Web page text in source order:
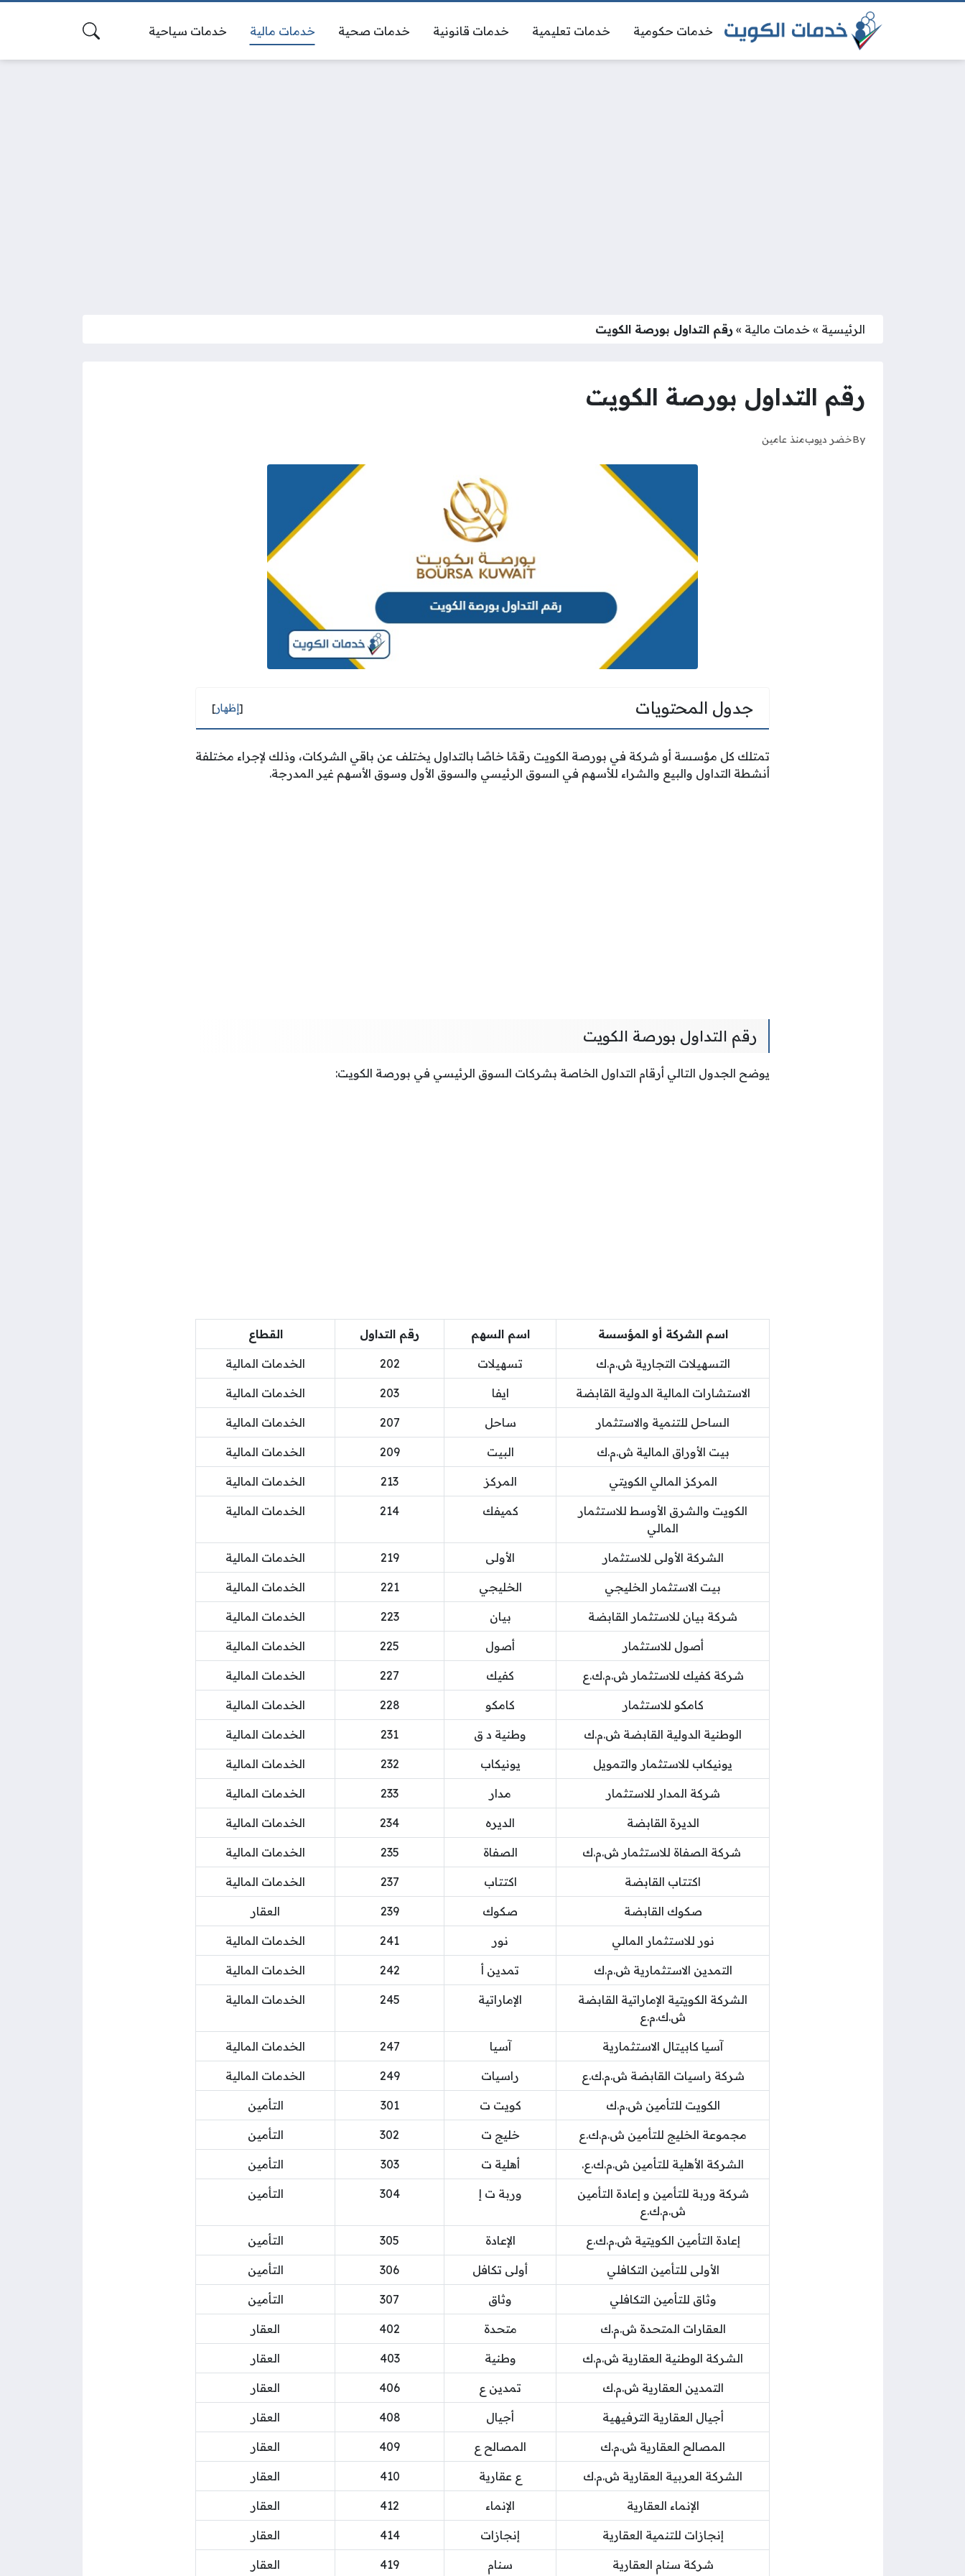
خدمات حكومية خدمات تعليمية خدمات قانونية خدمات صحية خدمات مالية خدمات سياحية
الرئيسية » خدمات مالية »رقم التداول بورصة الكويت
رقم التداول بورصة الكويت
Byخضر ديوبمنذ عامين
جدول المحتويات [إظهار]
تمتلك كل مؤسسة أو شركة في بورصة الكويت رقمًا خاصًا بالتداول يختلف عن باقي الشركات، وذلك لإجراء مختلفة
أنشطة التداول والبيع والشراء للأسهم في السوق الرئيسي والسوق الأول وسوق الأسهم غير المدرجة.
رقم التداول بورصة الكويت
يوضح الجدول التالي أرقام التداول الخاصة بشركات السوق الرئيسي في بورصة الكويت:
اسم الشركة أو المؤسسة اسم السهم رقم التداول القطاع
التسهيلات التجارية ش.م.ك تسهيلات 202 الخدمات المالية
الاستشارات المالية الدولية القابضة ايفا 203 الخدمات المالية
الساحل للتنمية والاستثمار ساحل 207 الخدمات المالية
بيت الأوراق المالية ش.م.ك البيت 209 الخدمات المالية
المركز المالي الكويتي المركز 213 الخدمات المالية
الكويت والشرق الأوسط للاستثمار
المالي
كميفك 214 الخدمات المالية
الشركة الأولى للاستثمار الأولى 219 الخدمات المالية
بيت الاستثمار الخليجي الخليجي 221 الخدمات المالية
شركة بيان للاستثمار القابضة بيان 223 الخدمات المالية
أصول للاستثمار أصول 225 الخدمات المالية
شركة كفيك للاستثمار ش.م.ك.ع كفيك 227 الخدمات المالية
كامكو للاستثمار كامكو 228 الخدمات المالية
الوطنية الدولية القابضة ش.م.ك وطنية د ق 231 الخدمات المالية
يونيكاب للاستثمار والتمويل يونيكاب 232 الخدمات المالية
شركة المدار للاستثمار مدار 233 الخدمات المالية
الديرة القابضة الديره 234 الخدمات المالية
شركة الصفاة للاستثمار ش.م.ك الصفاة 235 الخدمات المالية
اكتتاب القابضة اكتتاب 237 الخدمات المالية
صكوك القابضة صكوك 239 العقار
نور للاستثمار المالي نور 241 الخدمات المالية
التمدين الاستثمارية ش.م.ك تمدين أ 242 الخدمات المالية
الشركة الكويتية الإماراتية القابضة
ش.ك.م.ع
الإماراتية 245 الخدمات المالية
آسيا كابيتال الاستثمارية آسيا 247 الخدمات المالية
شركة راسيات القابضة ش.م.ك.ع راسيات 249 الخدمات المالية
الكويت للتأمين ش.م.ك كويت ت 301 التأمين
مجموعة الخليج للتأمين ش.م.ك.ع خليج ت 302 التأمين
الشركة الأهلية للتأمين ش.م.ك.ع. أهلية ت 303 التأمين
شركة وربة للتأمين و إعادة التأمين
ش.م.ك.ع
وربة ت إ 304 التأمين
إعادة التأمين الكويتية ش.م.ك.ع الإعادة 305 التأمين
الأولى للتأمين التكافلي أولى تكافل 306 التأمين
وثاق للتأمين التكافلي وثاق 307 التأمين
العقارات المتحدة ش.م.ك متحدة 402 العقار
الشركة الوطنية العقارية ش.م.ك وطنية 403 العقار
التمدين العقارية ش.م.ك تمدين ع 406 العقار
أجيال العقارية الترفيهية أجيال 408 العقار
المصالح العقارية ش.م.ك المصالح ع 409 العقار
الشركة العربية العقارية ش.م.ك ع عقارية 410 العقار
الإنماء العقارية الإنماء 412 العقار
إنجازات للتنمية العقارية إنجازات 414 العقار
شركة سنام العقارية سنام 419 العقار